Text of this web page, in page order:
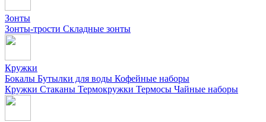
Зонты
Зонты-трости Складные зонты
Кружки
Бокалы Бутылки для воды Кофейные наборы
Кружки Стаканы Термокружки Термосы Чайные наборы